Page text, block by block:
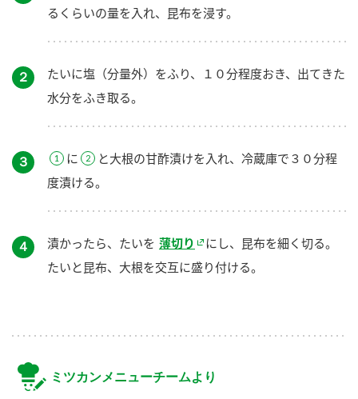
るくらいの量を入れ、昆布を浸す。
２
たいに塩（分量外）をふり、１０分程度おき、出てきた
水分をふき取る。
３ に
と大根の甘酢漬けを入れ、冷蔵庫で３０分程
度漬ける。
４ 漬かったら、たいを 薄切り
にし、昆布を細く切る。
たいと昆布、大根を交互に盛り付ける。
ミツカンメニューチームより